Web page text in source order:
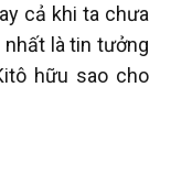
cả khi ta chưa
nhất là tin tưởng
hữu sao cho